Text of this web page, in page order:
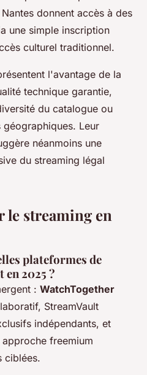
donnent accès à des
une simple inscription
culturel traditionnel.
l'avantage de la
technique garantie,
du catalogue ou
Leur
néanmoins une
du streaming légal
le streaming en
plateformes de
2025 ?
: WatchTogether
StreamVault
indépendants, et
freemium
ciblées.